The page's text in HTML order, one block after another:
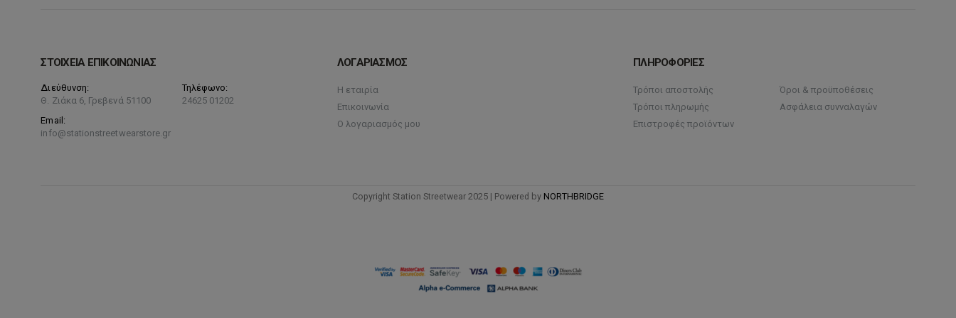
προϊόντος
ΣΤΟΙΧΕΙΑ ΕΠΙΚΟΙΝΩΝΙΑΣ
Διεύθυνση:
Θ. Ζιάκα 6, Γρεβενά 51100
Τηλέφωνο:
24625 01202
Email:
info@stationstreetwearstore.gr
ΛΟΓΑΡΙΑΣΜΟΣ
Η εταιρία
Επικοινωνία
Ο λογαριασμός μου
ΠΛΗΡΟΦΟΡΙΕΣ
Τρόποι αποστολής
Τρόποι πληρωμής
Επιστροφές προϊόντων
Όροι & προϋποθέσεις
Ασφάλεια συνναλαγών
Copyright Station Streetwear 2025 | Powered by NORTHBRIDGE